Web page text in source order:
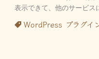
表示できて、他のサービス
WordPress プラグイ